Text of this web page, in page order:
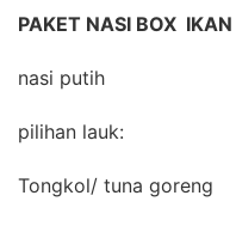
PAKET NASI BOX
nasi putih
pilihan lauk:
Tongkol/ tuna goreng